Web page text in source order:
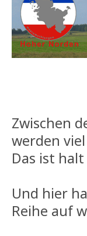
Zwischen
werden
Das ist halt
Und hier
Reihe auf